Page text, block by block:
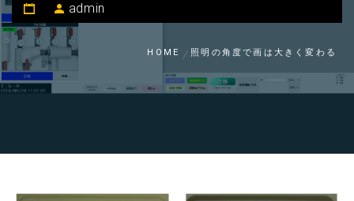
admin
HOME 照明の角度で画は大きく変わる